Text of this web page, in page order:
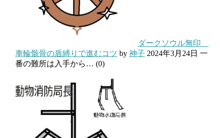
ダークソウル無印
車輪骸骨の盾縛りで進むコツ by 神子 2024年3月24日 一
番の難所は入手から… (0)